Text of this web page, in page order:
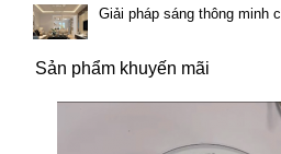
Giải pháp sáng thông minh
Sản phẩm khuyến mãi